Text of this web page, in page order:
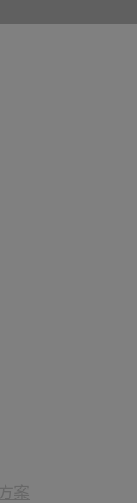
案